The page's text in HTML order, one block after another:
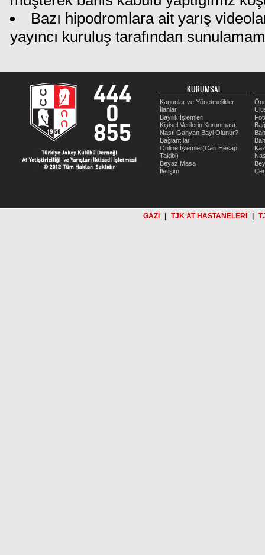
Bazı hipodromlara ait yarış
yayıncı kuruluş tarafından
KURUMSAL
Kanunlar ve Yönetmelikler
İlanlar
Bayilik İşlemleri
Kişisel Verilerin Korunması
Nasıl Ganyan Bayi Olunur?
Bağlantılar
Online İşlemler(Cari Hesap
Takibi)
Beyaz Masa
İletişim
GAZİ TJK AT HASTANELERİ